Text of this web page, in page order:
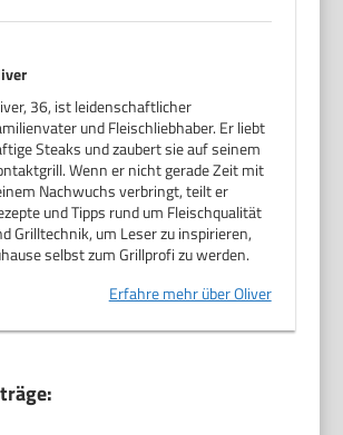
36, ist leidenschaftlicher
und Fleischliebhaber. Er liebt
Steaks und zaubert sie auf seinem
Wenn er nicht gerade Zeit mit
Nachwuchs verbringt, teilt er
und Tipps rund um Fleischqualität
Grilltechnik, um Leser zu inspirieren,
selbst zum Grillprofi zu werden.
Erfahre mehr über Oliver